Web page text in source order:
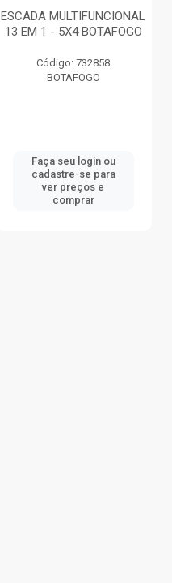
ESCADA MULTIFUNCIONAL
13 EM 1 - 5X4 BOTAFOGO
Código: 732858
BOTAFOGO
Faça seu login ou
cadastre-se para
ver preços e
comprar